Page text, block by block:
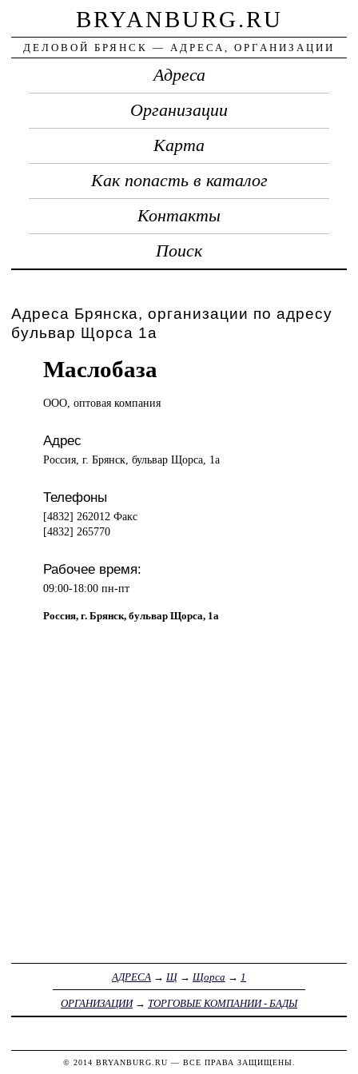
BRYANBURG.RU
ДЕЛОВОЙ БРЯНСК — АДРЕСА, ОРГАНИЗАЦИИ
Адреса
Организации
Карта
Как попасть в каталог
Контакты
Поиск
Адреса Брянска, организации по адресу
бульвар Щорса 1а
Маслобаза
ООО, оптоваякомпания
Адрес
Россия, г. Брянск, бульвар Щорса, 1а
Телефоны
[4832] 262012 Факс
[4832] 265770
Рабочее время:
09:00-18:00 пн-пт
Россия, г. Брянск, бульвар Щорса, 1а
АДРЕСА → Щ → Щорса → 1
ОРГАНИЗАЦИИ→ ТОРГОВЫЕ КОМПАНИИ - БАДЫ
© 2014 BRYANBURG.RU — ВСЕ ПРАВА ЗАЩИЩЕНЫ.